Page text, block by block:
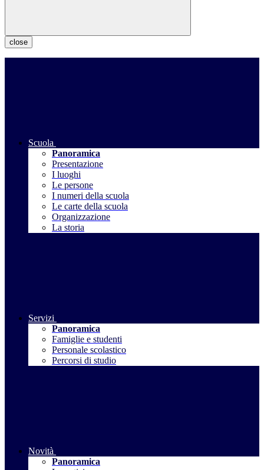
close
Scuola
Panoramica
Presentazione
I luoghi
Le persone
I numeri della scuola
Le carte della scuola
Organizzazione
La storia
Servizi
Panoramica
Famiglie e studenti
Personale scolastico
Percorsi di studio
Novità
Panoramica